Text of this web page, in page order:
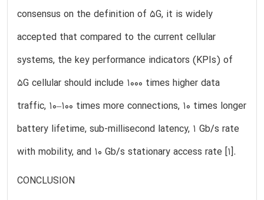
consensus on the definition of 5G, it is widely
accepted that compared to the current cellular
systems, the key performance indicators (KPIs) of
5G cellular should include 1000 times higher data
traffic, 10–100 times more connections, 10 times longer
battery lifetime, sub-millisecond latency, 1 Gb/s rate
with mobility, and 10 Gb/s stationary access rate [1].
CONCLUSION